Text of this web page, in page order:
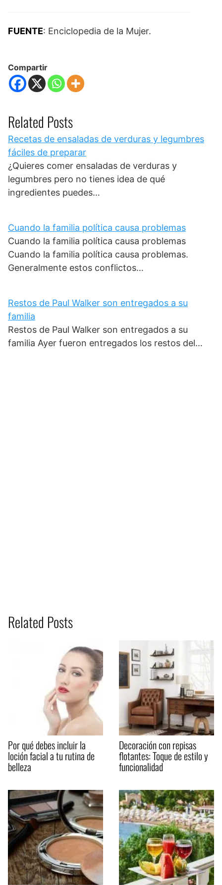
FUENTE: Enciclopedia de la Mujer.
Compartir
Related Posts
Recetas de ensaladas de verduras y legumbres
fáciles de preparar
¿Quieres comer ensaladas de verduras y
legumbres pero no tienes idea de qué
ingredientes puedes…
Cuando la familia política causa problemas
Cuando la familia política causa problemas
Cuando la familia política causa problemas.
Generalmente estos conflictos…
Restos de Paul Walker son entregados a su
familia
Restos de Paul Walker son entregados a su
familia Ayer fueron entregados los restos del…
Related Posts
Por qué debes incluir la
loción facial a tu rutina de
belleza
Decoración con repisas
flotantes: Toque de estilo y
funcionalidad